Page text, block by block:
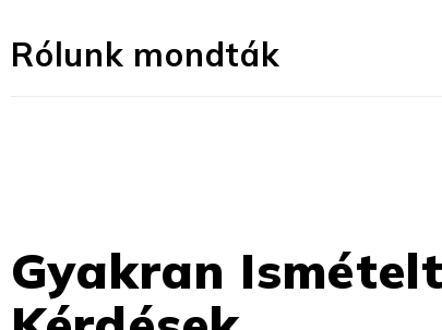
Rólunk mondták
Gyakran Ismételt